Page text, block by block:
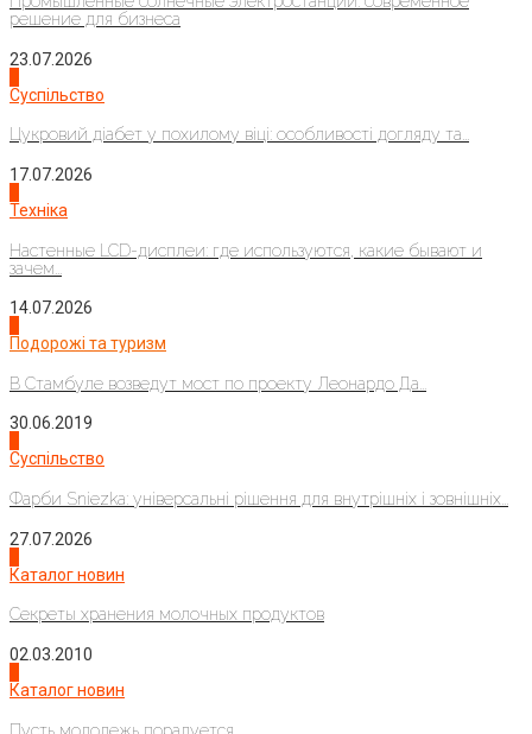
решение для бизнеса
23.07.2026
Суспільство
Цукровий діабет у похилому віці: особливості догляду та...
17.07.2026
Техніка
Настенные LCD-дисплеи: где используются, какие бывают и
зачем...
14.07.2026
Подорожі та туризм
В Стамбуле возведут мост по проекту Леонардо Да...
30.06.2019
Суспільство
Фарби Sniezka: універсальні рішення для внутрішніх і зовнішніх...
27.07.2026
Каталог новин
Секреты хранения молочных продуктов
02.03.2010
Каталог новин
Пусть молодежь порадуется